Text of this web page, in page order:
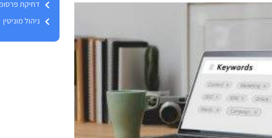
דחיקת
ניהול מוניטין